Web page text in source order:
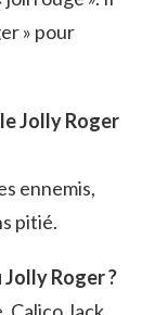
» pour
Jolly Roger
ennemis,
pitié.
Roger ?